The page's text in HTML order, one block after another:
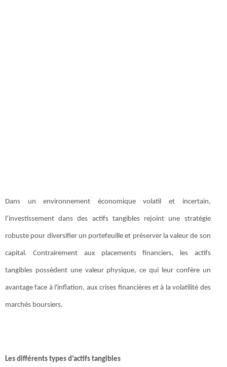
Dans un environnement économique volatil et incertain,
l’investissement dans des actifs tangibles rejoint une stratégie
robuste pour diversifier un portefeuille et préserver la valeur de son
capital. Contrairement aux placements financiers, les actifs
tangibles possèdent une valeur physique, ce qui leur confère un
avantage face à l'inflation, aux crises financières et à la volatilité des
marchés boursiers.
Les différents types d’actifs tangibles